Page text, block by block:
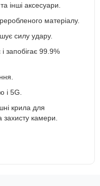
інші аксесуари.
матеріалу.
силу удару.
запобігає 99.9%
і 5G.
крила для
захисту камери.